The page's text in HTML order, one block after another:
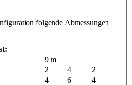
folgende Abmessungen
9 m
2 4
2
4 6
4